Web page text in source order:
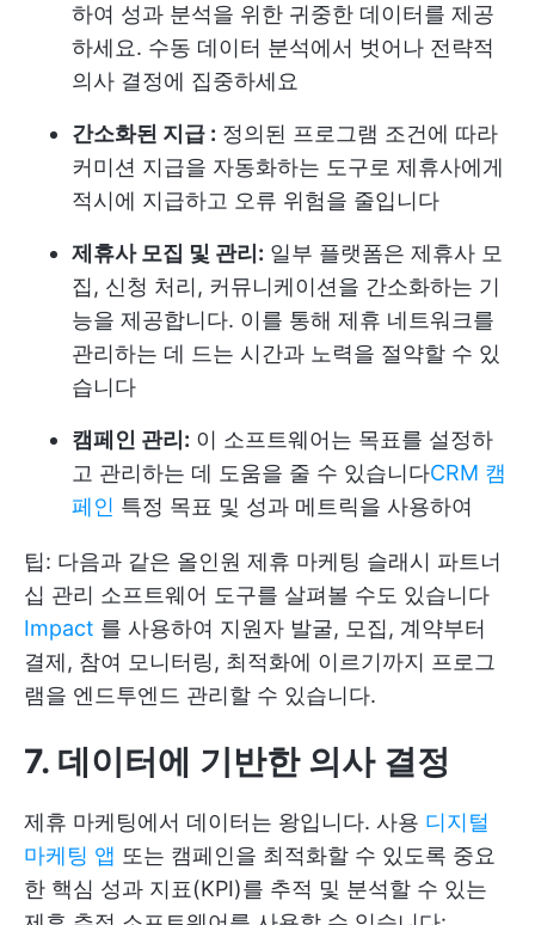
하여 성과 분석을 위한 귀중한 데이터를 제공
하세요. 수동 데이터 분석에서 벗어나 전략적
의사 결정에 집중하세요
간소화된 지급 : 정의된 프로그램 조건에 따라
커미션 지급을 자동화하는 도구로 제휴사에게
적시에 지급하고 오류 위험을 줄입니다
제휴사 모집 및 관리: 일부 플랫폼은 제휴사 모
집, 신청 처리, 커뮤니케이션을 간소화하는 기
능을 제공합니다. 이를 통해 제휴 네트워크를
관리하는 데 드는 시간과 노력을 절약할 수 있
습니다
캠페인 관리: 이 소프트웨어는 목표를 설정하
고 관리하는 데 도움을 줄 수 있습니다CRM 캠
페인 특정 목표 및 성과 메트릭을 사용하여
팁: 다음과 같은 올인원 제휴 마케팅 슬래시 파트너
십 관리 소프트웨어 도구를 살펴볼 수도 있습니다
Impact 를 사용하여 지원자 발굴, 모집, 계약부터
결제, 참여 모니터링, 최적화에 이르기까지 프로그
램을 엔드투엔드 관리할 수 있습니다.
7. 데이터에 기반한 의사 결정
제휴 마케팅에서 데이터는 왕입니다. 사용 디지털
마케팅 앱 또는 캠페인을 최적화할 수 있도록 중요
한 핵심 성과 지표(KPI)를 추적 및 분석할 수 있는